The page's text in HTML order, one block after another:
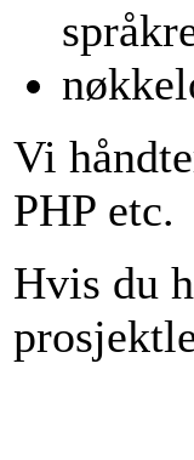
Vi
PHP etc.
Hvis du